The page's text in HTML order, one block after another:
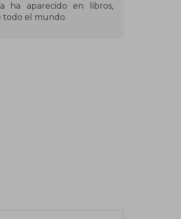
ha aparecido en libros,
todo el mundo.